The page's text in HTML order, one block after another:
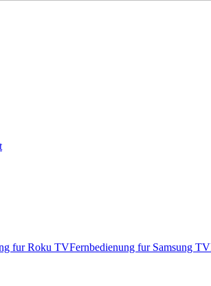
fur Roku TVFernbedienung fur Samsung TV